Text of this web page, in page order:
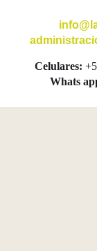
Celulares:
Whats